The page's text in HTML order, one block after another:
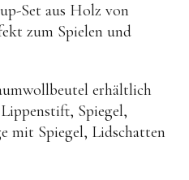
& Seifen
Set aus Holz von
zum Spielen und
erhältlich
Spiegel,
mit Spiegel, Lidschatten